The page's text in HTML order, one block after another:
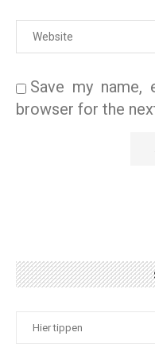
Save my name,
browser for the